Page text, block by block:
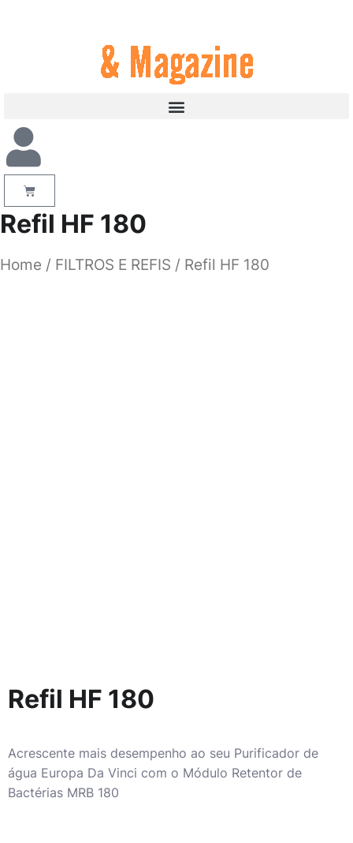
Refil HF 180
Home / FILTROS E REFIS / Refil HF 180
Refil HF 180
Acrescente mais desempenho ao seu Purificador de
água Europa Da Vinci com o Módulo Retentor de
Bactérias MRB 180